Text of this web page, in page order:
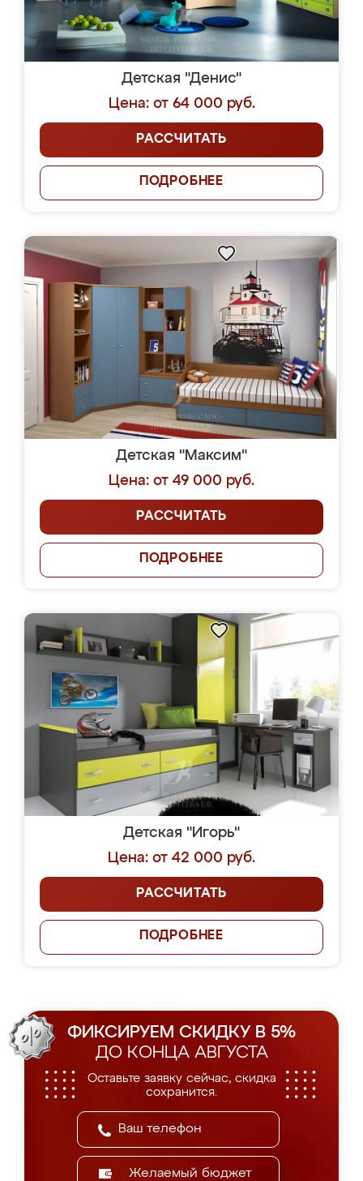
Детская "Денис"
Цена: от 64 000 руб.
РАССЧИТАТЬ
ПОДРОБНЕЕ
Детская "Максим"
Цена: от 49 000 руб.
РАССЧИТАТЬ
ПОДРОБНЕЕ
Детская "Игорь"
Цена: от 42 000 руб.
РАССЧИТАТЬ
ПОДРОБНЕЕ
ФИКСИРУЕМ СКИДКУ В 5%
ДО КОНЦА АВГУСТА
Оставьте заявку сейчас, скидка
сохранится.
Желаемый бюджет